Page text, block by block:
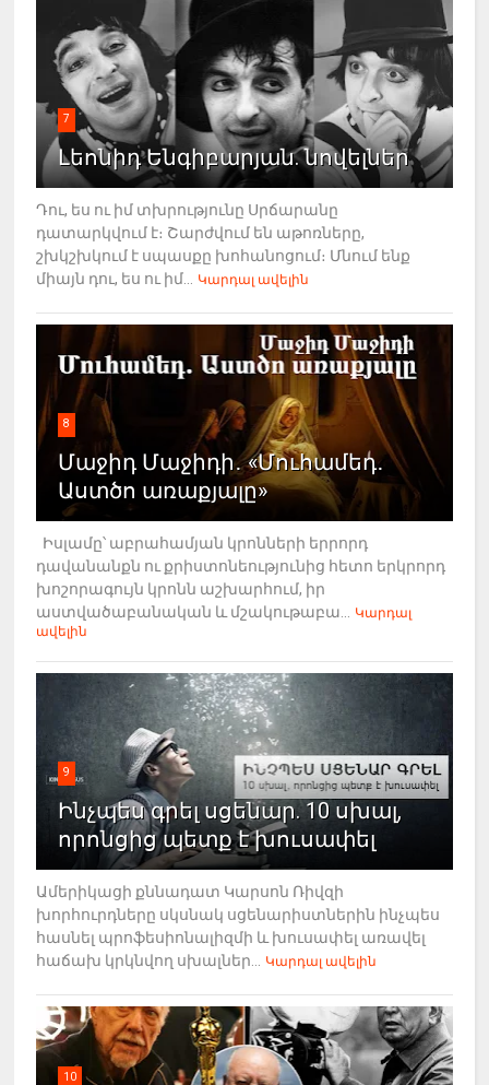
7
Լեոնիդ Ենգիբարյան. նովելներ
Դու, ես ու իմ տխրությունը Սրճարանը
դատարկվում է։ Շարժվում են աթոռները,
շխկշխկում է սպասքը խոհանոցում։ Մնում ենք
միայն դու, ես ու իմ...
Կարդալ ավելին
8
Մաջիդ Մաջիդի․ «Մուհամեդ․
Աստծո առաքյալը»
Իսլամը՝ աբրահամյան կրոնների երրորդ
դավանանքն ու քրիստոնեությունից հետո երկրորդ
խոշորագույն կրոնն աշխարհում, իր
աստվածաբանական և մշակութաբա...
Կարդալ
ավելին
9
Ինչպես գրել սցենար. 10 սխալ,
որոնցից պետք է խուսափել
Ամերիկացի քննադատ Կարսոն Ռիվզի
խորհուրդները սկսնակ սցենարիստներին ինչպես
հասնել պրոֆեսիոնալիզմի և խուսափել առավել
հաճախ կրկնվող սխալներ...
Կարդալ ավելին
10